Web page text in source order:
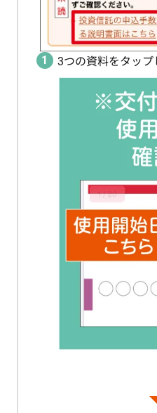
3つの資料をタップ